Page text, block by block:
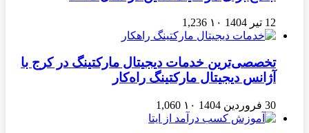
12 تیر 1404 ۱۰ 1,236
تخصصی‌ترین خدمات دیجیتال مارکتینگ در کرج با
آژانس دیجیتال مارکتینگ راه‌کار
30 فروردین 1404 ۱۰ 1,060